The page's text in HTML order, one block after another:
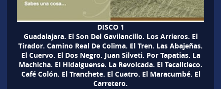
DISCO 1
Guadalajara. El Son Del Gavilancillo. Los Arrieros. El
Tirador. Camino Real De Colima. El Tren. Las Abajeñas.
El Cuervo. El Dos Negro. Juan Silveti. Por Tapatias. La
Machicha. El Hidalguense. La Revolcada. El Tecalitleco.
Café Colón. El Tranchete. El Cuatro. El Maracumbé. El
Carretero.